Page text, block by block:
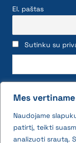
Mes
Naudojame
patirtį, teikti
analizuoti srautą.
El. paštas
Sutinku su
2026 © All rights